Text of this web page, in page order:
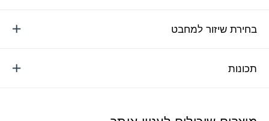
בחירת שיזור למחבט
תכונות